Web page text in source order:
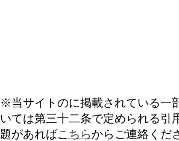
※当サイトのに掲載されている一
いては第三十二条で定められる引
題があればこちらからご連絡くだ